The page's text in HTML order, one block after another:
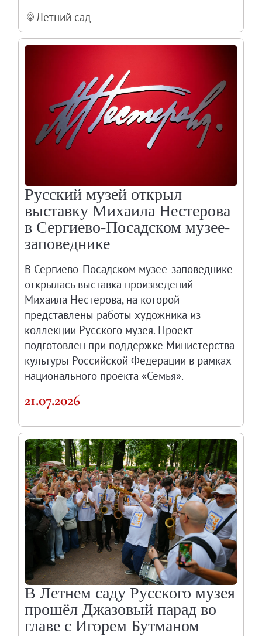
Летний сад
Русский музей открыл
выставку Михаила Нестерова
в Сергиево-Посадском музее-
заповеднике
В Сергиево-Посадском музее-заповеднике
открылась выставка произведений
Михаила Нестерова, на которой
представлены работы художника из
коллекции Русского музея. Проект
подготовлен при поддержке Министерства
культуры Российской Федерации в рамках
национального проекта «Семья».
21.07.2026
В Летнем саду Русского музея
прошёл Джазовый парад во
главе с Игорем Бутманом